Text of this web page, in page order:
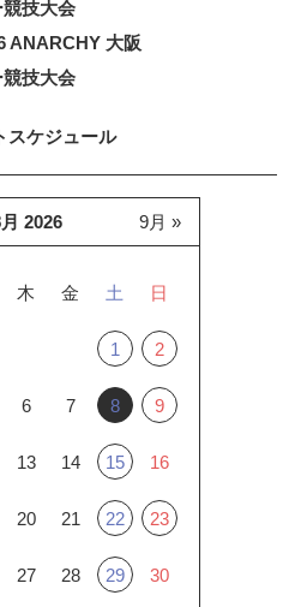
技大会
ANARCHY 大阪
技大会
スケジュール
2026
木 金 土 日
1 2
6 7 8 9
13 14 15 16
20 21 22 23
27 28 29 30
9月 »